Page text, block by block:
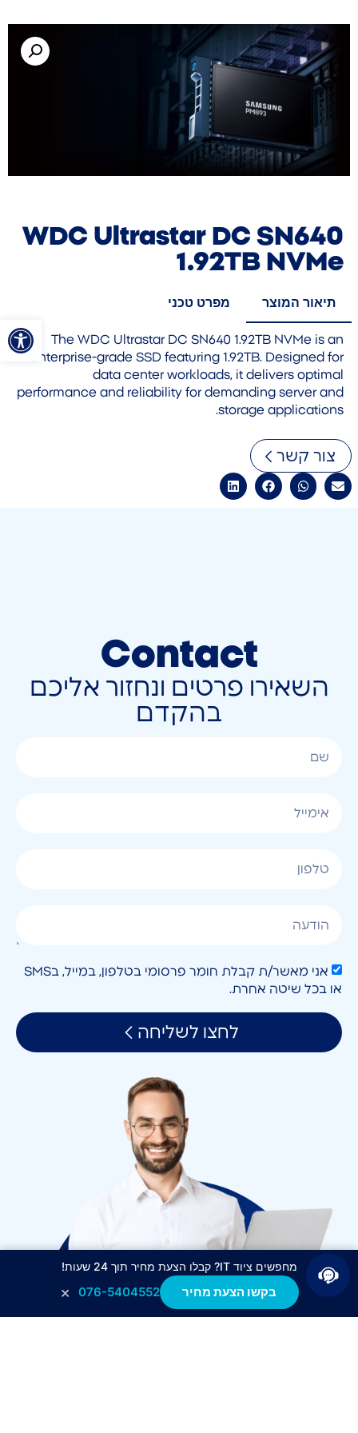
פתח
WDC Ultrastar DC SN640
1.92TB NVMe
תיאור המוצר מפרט טכני
The WDC Ultrastar DC SN640 1.92TB NVMe is an
enterprise-grade SSD featuring 1.92TB. Designed for
data center workloads, it delivers optimal
performance and reliability for demanding server and
storage applications.
צור קשר
Contact
השאירו פרטים ונחזור אליכם
בהקדם
אני מאשר/ת קבלת חומר פרסומי בטלפון, במייל, בSMS
או בכל שיטה אחרת.
לחצו לשליחה
מחפשים ציוד IT? קבלו הצעת מחיר תוך 24 שעות!
בקשו הצעת מחיר 076-5404552
×